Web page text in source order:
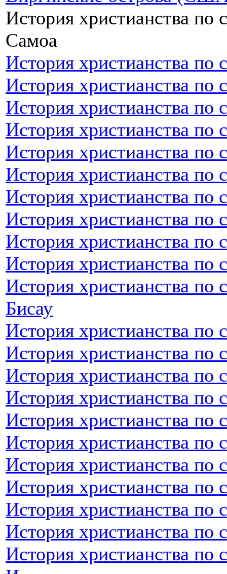
История христианства по
Самоа
История христианства по
История христианства по
История христианства по
История христианства по
История христианства по
История христианства по
История христианства по
История христианства по
История христианства по
История христианства по
История христианства по
Бисау
История христианства по
История христианства по
История христианства по
История христианства по
История христианства по
История христианства по
История христианства по
История христианства по
История христианства по
История христианства по
История христианства